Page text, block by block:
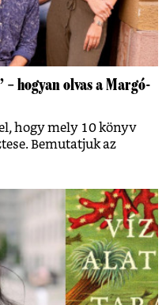
hogyan olvas a Margó-
hogy mely 10 könyv
Bemutatjuk az